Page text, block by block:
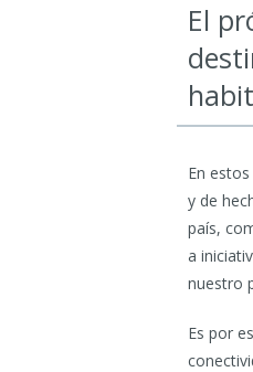
El
En
y de
país,
a
nuestro
Es por